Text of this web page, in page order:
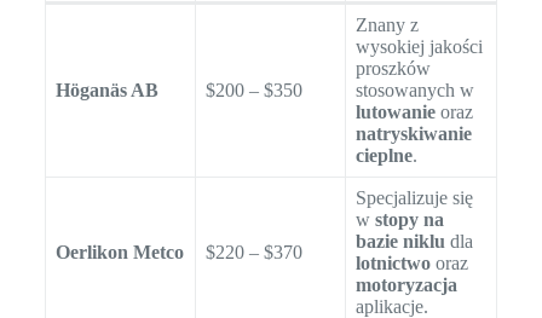
Höganäs AB $200 – $350
Znany z
wysokiej jakości
proszków
stosowanych w
lutowanieoraz
natryskiwanie
cieplne.
Oerlikon Metco $220 – $370
Specjalizuje się
w stopy na
bazie niklu dla
lotnictwooraz
motoryzacja
aplikacje.